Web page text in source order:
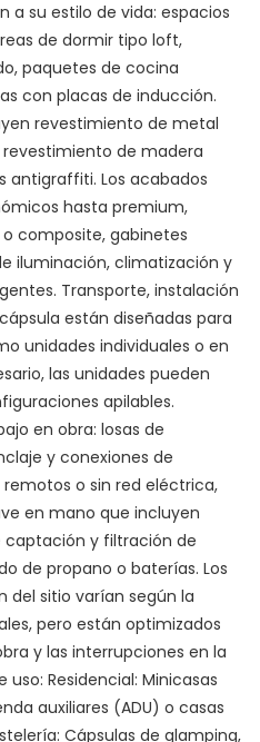
a su estilo de vida: espacios
de dormir tipo loft,
paquetes de cocina
con placas de inducción.
revestimiento de metal
de madera
antigraffiti. Los acabados
hasta premium,
composite, gabinetes
iluminación, climatización y
Transporte, instalación
están diseñadas para
unidades individuales o en
las unidades pueden
apilables.
en obra: losas de
y conexiones de
remotos o sin red eléctrica,
en mano que incluyen
captación y filtración de
de propano o baterías. Los
del sitio varían según la
pero están optimizados
y las interrupciones en la
Residencial: Minicasas
auxiliares (ADU) o casas
Cápsulas de glamping,